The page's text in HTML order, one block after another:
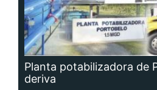
Planta potabilizadora de
deriva